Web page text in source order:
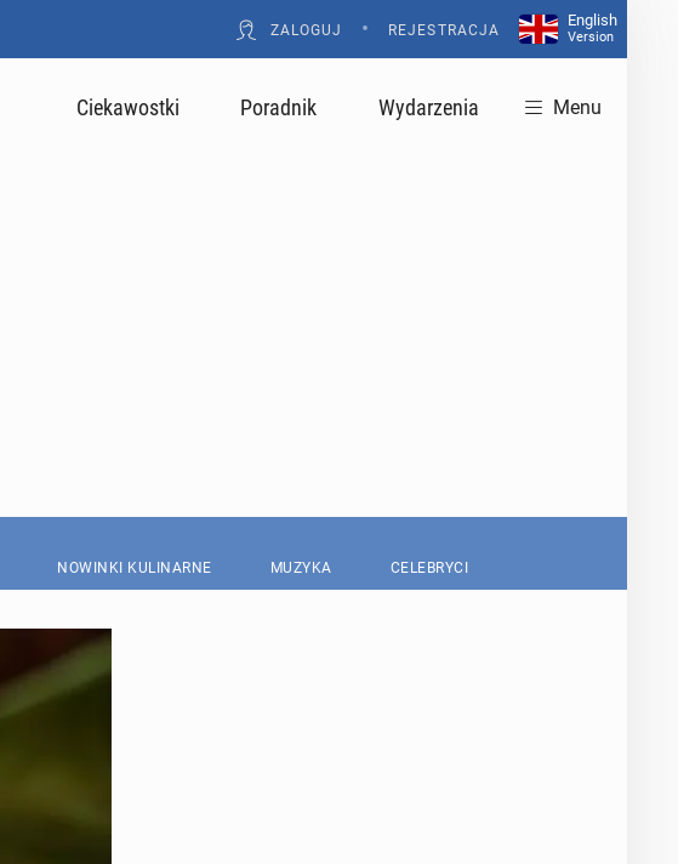
ZALOGUJ • REJESTRACJA
English
Version
Ciekawostki Poradnik Wydarzenia Menu
NOWINKI KULINARNE MUZYKA CELEBRYCI